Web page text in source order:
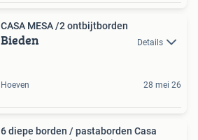
CASA MESA /2 ontbijtborden
Bieden Details
Hoeven 28 mei 26
6 diepe borden / pastaborden Casa